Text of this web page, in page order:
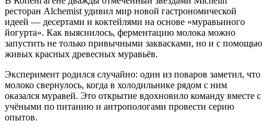
ресторан Alchemist удивил мир новой гастрономической
идеей — десертами и коктейлями на основе «муравьиного
йогурта». Как выяснилось, ферментацию молока можно
запустить не только привычными заквасками, но и с помощью
живых красных древесных муравьёв.
Эксперимент родился случайно: один из поваров заметил, что
молоко свернулось, когда в холодильнике рядом с ним
оказался муравей. Это открытие вдохновило команду вместе с
учёными по питанию и антропологами провести серию
опытов.